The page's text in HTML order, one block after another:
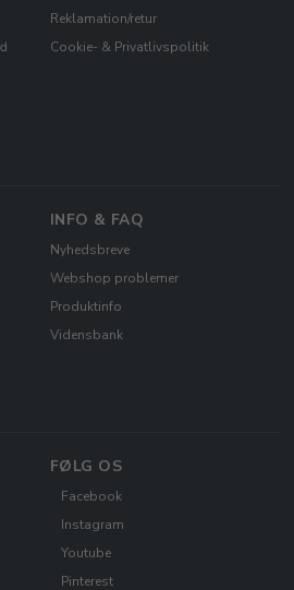
Reklamation/retur
Cookie- & Privatlivspolitik
INFO & FAQ
Nyhedsbreve
Webshop problemer
Produktinfo
Vidensbank
FØLG OS
Facebook
Instagram
Youtube
Pinterest